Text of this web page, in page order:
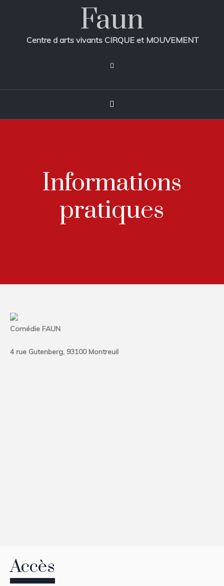
Faun
Centre d arts vivants CIRQUE et MOUVEMENT
Informations
pratiques
Comédie FAUN
4 rue Gutenberg, 93100 Montreuil
Accès